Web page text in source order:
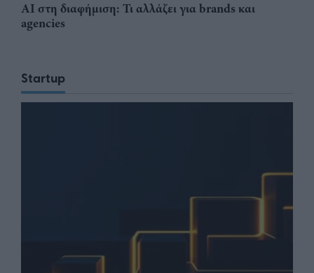
AI στη διαφήμιση: Τι αλλάζει για brands και
agencies
Startup